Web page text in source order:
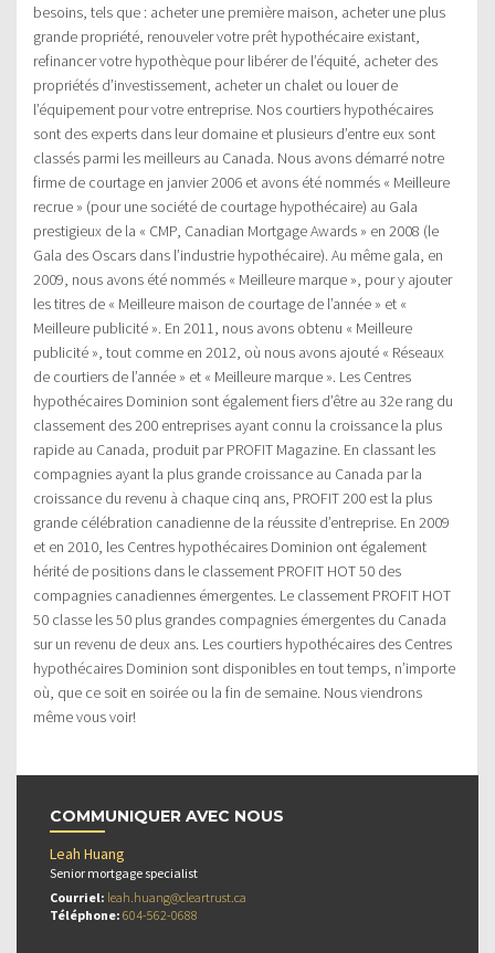
besoins, tels que : acheter une première maison, acheter une plus
grande propriété, renouveler votre prêt hypothécaire existant,
refinancer votre hypothèque pour libérer de l’équité, acheter des
propriétés d’investissement, acheter un chalet ou louer de
l’équipement pour votre entreprise. Nos courtiers hypothécaires
sont des experts dans leur domaine et plusieurs d’entre eux sont
classés parmi les meilleurs au Canada. Nous avons démarré notre
firme de courtage en janvier 2006 et avons été nommés « Meilleure
recrue » (pour une société de courtage hypothécaire) au Gala
prestigieux de la « CMP, Canadian Mortgage Awards » en 2008 (le
Gala des Oscars dans l’industrie hypothécaire). Au même gala, en
2009, nous avons été nommés « Meilleure marque », pour y ajouter
les titres de « Meilleure maison de courtage de l’année » et «
Meilleure publicité ». En 2011, nous avons obtenu « Meilleure
publicité », tout comme en 2012, où nous avons ajouté « Réseaux
de courtiers de l’année » et « Meilleure marque ». Les Centres
hypothécaires Dominion sont également fiers d’être au 32e rang du
classement des 200 entreprises ayant connu la croissance la plus
rapide au Canada, produit par PROFIT Magazine. En classant les
compagnies ayant la plus grande croissance au Canada par la
croissance du revenu à chaque cinq ans, PROFIT 200 est la plus
grande célébration canadienne de la réussite d’entreprise. En 2009
et en 2010, les Centres hypothécaires Dominion ont également
hérité de positions dans le classement PROFIT HOT 50 des
compagnies canadiennes émergentes. Le classement PROFIT HOT
50 classe les 50 plus grandes compagnies émergentes du Canada
sur un revenu de deux ans. Les courtiers hypothécaires des Centres
hypothécaires Dominion sont disponibles en tout temps, n’importe
où, que ce soit en soirée ou la fin de semaine. Nous viendrons
même vous voir!
COMMUNIQUER AVEC NOUS
Leah Huang
Senior mortgage specialist
Courriel: leah.huang@cleartrust.ca
Téléphone: 604-562-0688